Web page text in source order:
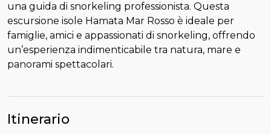
una guida di snorkeling professionista. Questa
escursione isole Hamata Mar Rosso è ideale per
famiglie, amici e appassionati di snorkeling, offrendo
un’esperienza indimenticabile tra natura, mare e
panorami spettacolari.
Itinerario